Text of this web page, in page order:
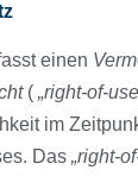
einen
( „right-of-
im
Das „right-